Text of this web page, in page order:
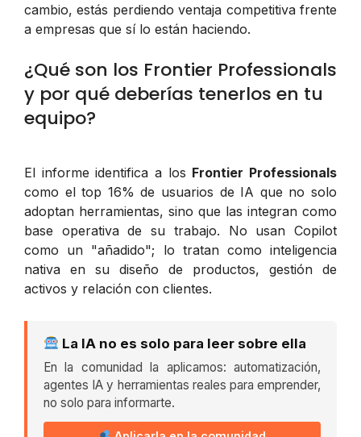
cambio, estás perdiendo ventaja competitiva frente
a empresas que sí lo están haciendo.
¿Qué son los Frontier Professionals
y por qué deberías tenerlos en tu
equipo?
El informe identifica a los Frontier Professionals
como el top 16% de usuarios de IA que no solo
adoptan herramientas, sino que las integran como
base operativa de su trabajo. No usan Copilot
como un "añadido"; lo tratan como inteligencia
nativa en su diseño de productos, gestión de
activos y relación con clientes.
La IA no es solo para leer sobre ella
En la comunidad la aplicamos: automatización,
agentes IA y herramientas reales para emprender,
no solo para informarte.